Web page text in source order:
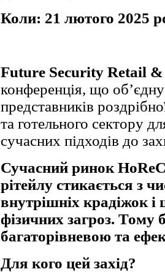
Коли: 21 лютого 2025
Future Security Retail
конференція, що
представників
та готельного сектору
сучасних підходів до
Сучасний ринок
рітейлу стикається з
внутрішніх крадіжок і
фізичних загроз. Тому
багаторівневою та
Для кого цей захід?